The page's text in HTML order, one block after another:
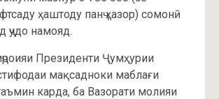
ҳаштоду панҷ ҳазор) сомонӣ
ҷудо намояд.
Президенти Ҷумҳурии
мақсадноки маблағи
карда, ба Вазорати молияи